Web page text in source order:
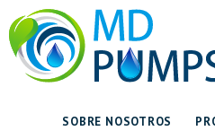
SOBRE NOSOTROS